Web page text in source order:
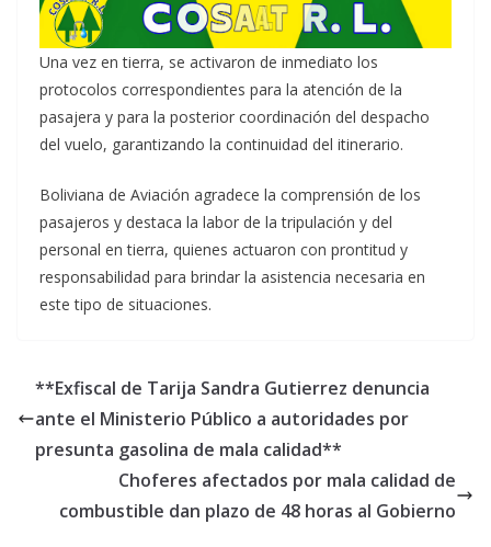
Una vez en tierra, se activaron de inmediato los
protocolos correspondientes para la atención de la
pasajera y para la posterior coordinación del despacho
del vuelo, garantizando la continuidad del itinerario.
Boliviana de Aviación agradece la comprensión de los
pasajeros y destaca la labor de la tripulación y del
personal en tierra, quienes actuaron con prontitud y
responsabilidad para brindar la asistencia necesaria en
este tipo de situaciones.
**Exfiscal de Tarija Sandra Gutierrez denuncia
ante el Ministerio Público a autoridades por
presunta gasolina de mala calidad**
Choferes afectados por mala calidad de
combustible dan plazo de 48 horas al Gobierno